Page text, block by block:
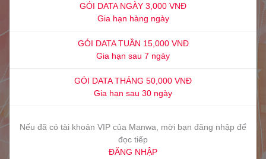
GÓI DATA NGÀY 3,000 VNĐ
Gia hạn hàng ngày
GÓI DATA TUẦN 15,000 VNĐ
Gia hạn sau 7 ngày
GÓI DATA THÁNG 50,000 VNĐ
Gia hạn sau 30 ngày
Nếu đã có tài khoản VIP của Manwa, mời bạn đăng nhập để
đọc tiếp
ĐĂNG NHẬP